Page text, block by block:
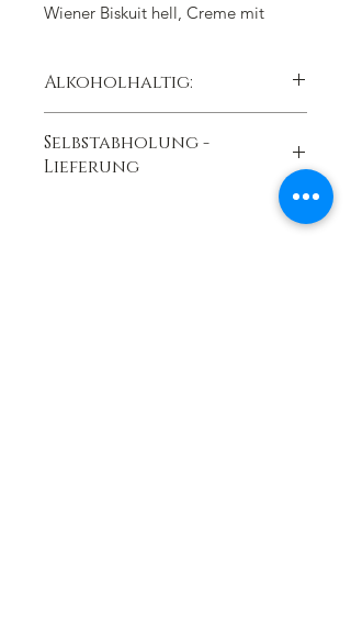
Wiener Biskuit hell, Creme mit
ganzer Kuchen: 16 Stück, d 26 cm,
Höhe 6 cm
Alkoholhaltig:
Selbstabholung -
Lieferung
zur Abholung in unserer Filiale oder